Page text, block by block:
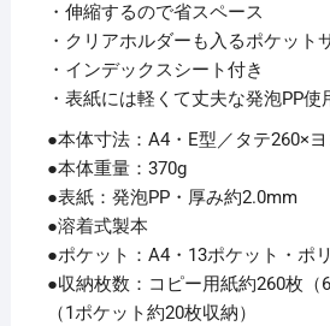
・伸縮するので省スペース
・クリアホルダーも入るポケット
・インデックスシート付き
・表紙には軽くて丈夫な発泡PP使
●本体寸法：A4・E型／タテ260×
●本体重量：370g
●表紙：発泡PP・厚み約2.0mm
●溶着式製本
●ポケット：A4・13ポケット・ポ
●収納枚数：コピー用紙約260枚（
（1ポケット約20枚収納）